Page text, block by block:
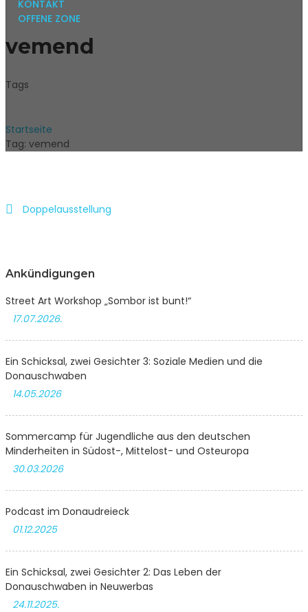
KONTAKT
OFFENE ZONE
vemend
Tags
Startseite
Tag: vemend
Doppelausstellung
Ankündigungen
Street Art Workshop „Sombor ist bunt!“
17.07.2026.
Ein Schicksal, zwei Gesichter 3: Soziale Medien und die
Donauschwaben
14.05.2026
Sommercamp für Jugendliche aus den deutschen
Minderheiten in Südost-, Mittelost- und Osteuropa
30.03.2026
Podcast im Donaudreieck
01.12.2025
Ein Schicksal, zwei Gesichter 2: Das Leben der
Donauschwaben in Neuwerbas
24.11.2025.